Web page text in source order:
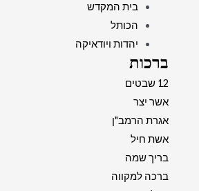
בית המקדש
הכותל
יהדות ויודאיקה
ברכות
12 שבטים
אשר יצר
אגרת הרמב"ן
אשת חיל
בריך שמה
ברכה למקווה